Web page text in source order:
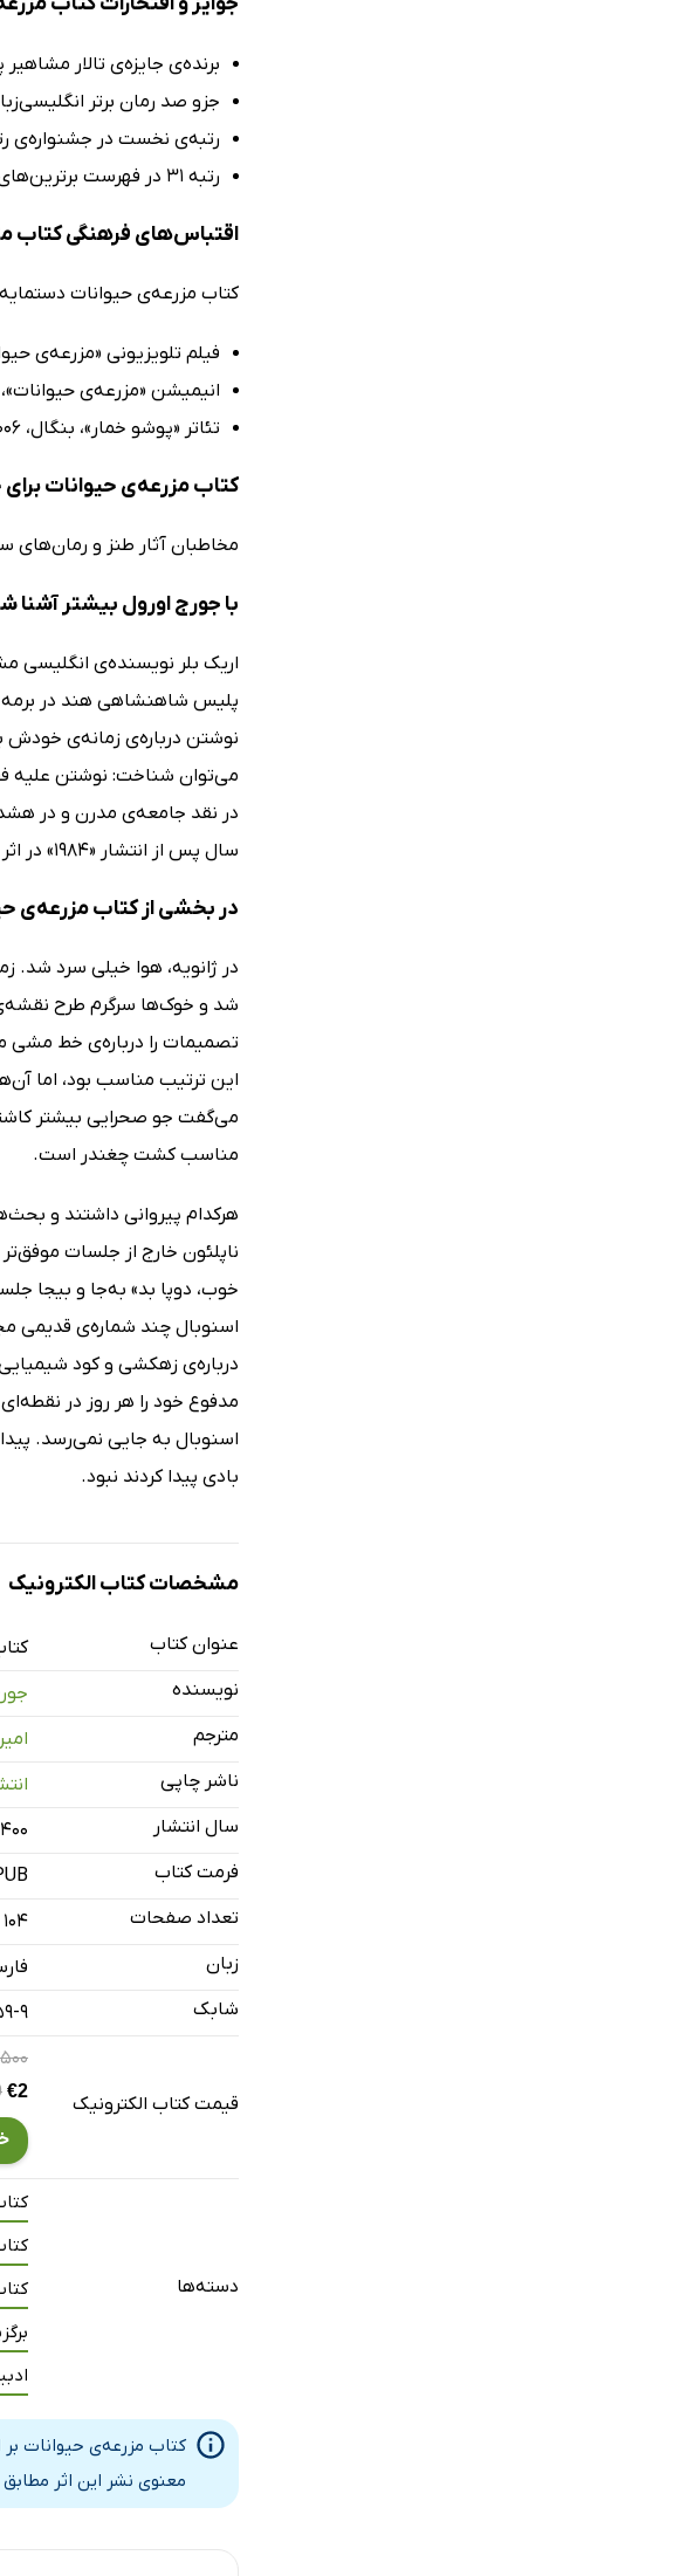
برنده‌ی جایزه‌ی تالار مشاهیر
جزو صد رمان برتر
رتبه‌ی نخست در جشنواره‌ی رترو هوگو سال 1996
رتبه 31 در فهرست برترین‌های قرن بیستم به انتخاب فهرست کتابخانه مدرن
اقتباس‌های فرهنگی کتاب
کتاب مزرعه‌ی حیوانات
فیلم تلویزیونی «مزرعه‌ی
انیمیشن «مزرعه‌ی حیوانات»،
تئاتر «پوشو خمار»، بنگال، 2006
کتاب مزرعه‌ی حیوانات
مخاطبان آثار طنز و رمان‌های
با جورج اورول بیشتر آشنا
پلیس شاهنشاهی هند در برمه
نوشتن درباره‌ی زمانه‌ی خودش
در نقد جامعه‌ی مدرن و در
سال پس از انتشار «1984» در اثر بیماری سل درگذشت.
در بخشی از کتاب مزرعه‌ی
در ژانویه، هوا خیلی سرد
شد و خوک‌ها سرگرم طرح نقشه‌ی
تصمیمات را درباره‌ی خط ‌مشی
این ترتیب مناسب بود، اما
می‌گفت جو صحرایی بیشتر
مناسب کشت چغندر است.
هرکدام پیروانی داشتند و
ناپلئون خارج از جلسات
خوب، دوپا بد» به‌جا و بیجا
اسنوبال چند شماره‌ی قدیمی
درباره‌ی زهکشی و کود
مدفوع خود را هر روز در
اسنوبال به جایی نمی‌رسد.
بادی پیدا کردند نبود.
مشخصات کتاب الکترونیک
عنوان کتاب
نویسنده
مترجم
ناشر چاپی
سال انتشار
فرمت کتاب
تعداد صفحات
104
زبان
شابک
9
قیمت کتاب الکترونیک
€2
دسته‌ها
کتاب مزرعه‌ی حیوانات
معنوی نشر این اثر